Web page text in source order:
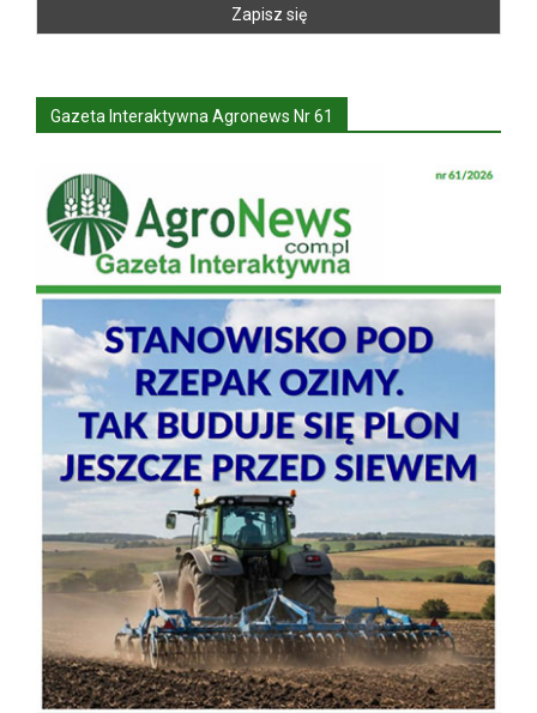
Gazeta Interaktywna Agronews Nr 61